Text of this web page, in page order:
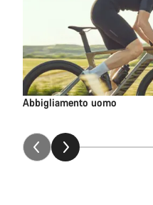
Abbigliamento uomo